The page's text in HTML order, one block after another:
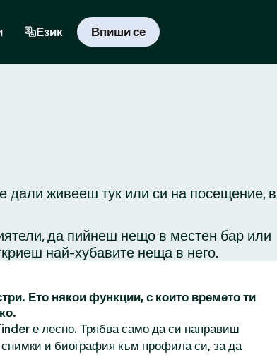
Език Впиши се
дали живееш тук или си на посещение, в
да пийнеш нещо в местен бар или
най-хубавите неща в него.
Ето някои функции, с които времето ти
е лесно. Трябва само да си направиш
снимки и биография към профила си, за да